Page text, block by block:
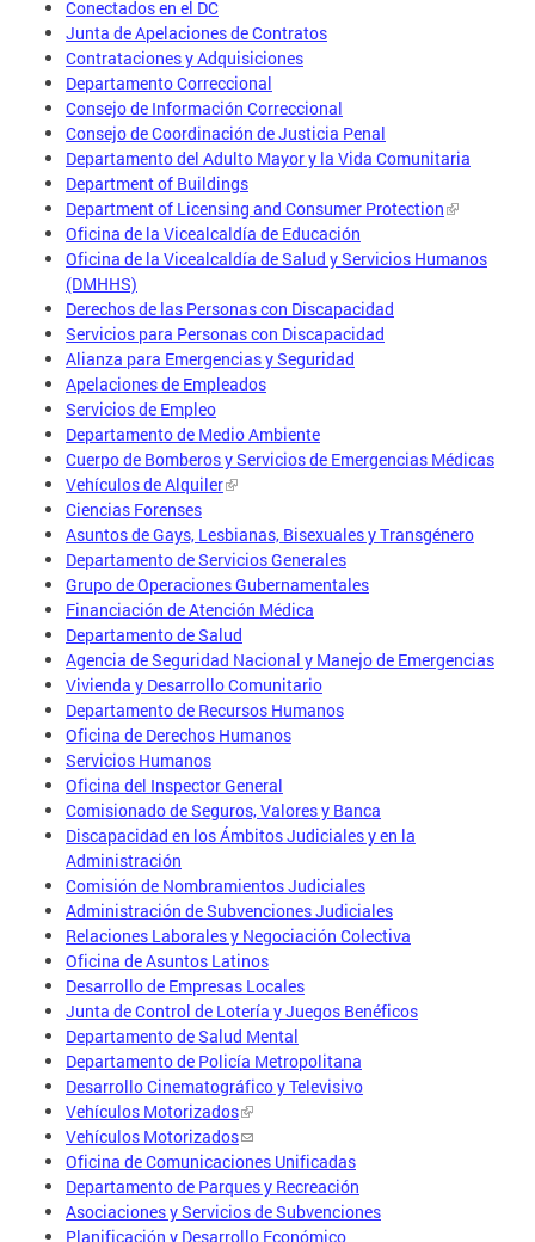
Conectados en el DC
Junta de Apelaciones de Contratos
Contrataciones y Adquisiciones
Departamento Correccional
Consejo de Información Correccional
Consejo de Coordinación de Justicia Penal
Departamento del Adulto Mayor y la Vida Comunitaria
Department of Buildings
Department of Licensing and Consumer Protection
Oficina de la Vicealcaldía de Educación
Oficina de la Vicealcaldía de Salud y Servicios Humanos
(DMHHS)
Derechos de las Personas con Discapacidad
Servicios para Personas con Discapacidad
Alianza para Emergencias y Seguridad
Apelaciones de Empleados
Servicios de Empleo
Departamento de Medio Ambiente
Cuerpo de Bomberos y Servicios de Emergencias Médicas
Vehículos de Alquiler
Ciencias Forenses
Asuntos de Gays, Lesbianas, Bisexuales y Transgénero
Departamento de Servicios Generales
Grupo de Operaciones Gubernamentales
Financiación de Atención Médica
Departamento de Salud
Agencia de Seguridad Nacional y Manejo de Emergencias
Vivienda y Desarrollo Comunitario
Departamento de Recursos Humanos
Oficina de Derechos Humanos
Servicios Humanos
Oficina del Inspector General
Comisionado de Seguros, Valores y Banca
Discapacidad en los Ámbitos Judiciales y en la
Administración
Comisión de Nombramientos Judiciales
Administración de Subvenciones Judiciales
Relaciones Laborales y Negociación Colectiva
Oficina de Asuntos Latinos
Desarrollo de Empresas Locales
Junta de Control de Lotería y Juegos Benéficos
Departamento de Salud Mental
Departamento de Policía Metropolitana
Desarrollo Cinematográfico y Televisivo
Vehículos Motorizados
Vehículos Motorizados
Oficina de Comunicaciones Unificadas
Departamento de Parques y Recreación
Asociaciones y Servicios de Subvenciones
Planificación y Desarrollo Económico